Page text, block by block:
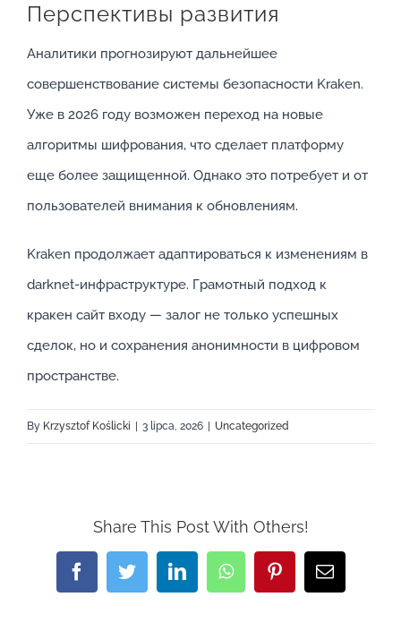
Перспективы развития
Аналитики прогнозируют дальнейшее
совершенствование системы безопасности Kraken.
Уже в 2026 году возможен переход на новые
алгоритмы шифрования, что сделает платформу
еще более защищенной. Однако это потребует и от
пользователей внимания к обновлениям.
Kraken продолжает адаптироваться к изменениям в
darknet-инфраструктуре. Грамотный подход к
кракен сайт входу — залог не только успешных
сделок, но и сохранения анонимности в цифровом
пространстве.
By Krzysztof Koślicki 3 lipca, 2026 Uncategorized
Share This Post With Others!
FacebookTwitterLinkedInWhatsAppPinterestEmail